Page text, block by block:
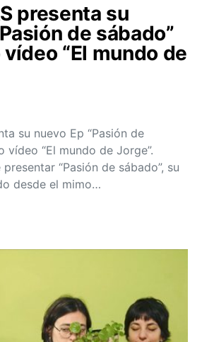
presenta su
de sábado”
“El mundo de
su nuevo Ep “Pasión de
vídeo “El mundo de Jorge”.
“Pasión de sábado”, su
desde el mimo…